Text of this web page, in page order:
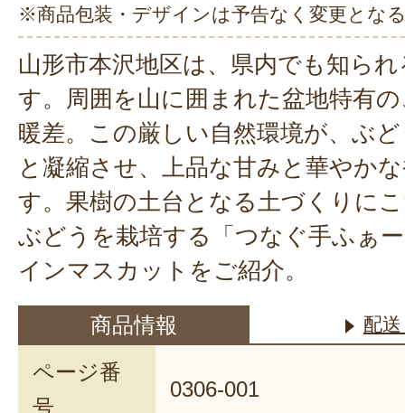
※商品包装・デザインは予告なく変更とな
山形市本沢地区は、県内でも知ら
す。周囲を山に囲まれた盆地特有
暖差。この厳しい自然環境が、ぶ
と凝縮させ、上品な甘みと華やか
す。果樹の土台となる土づくりに
ぶどうを栽培する「つなぐ手ふぁ
インマスカットをご紹介。
商品情報 配
ページ番
号
0306-001